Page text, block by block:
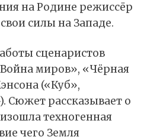
на Родине режиссёр
силы на Западе.
сценаристов
миров», «Чёрная
(«Куб»,
Сюжет рассказывает о
техногенная
чего Земля